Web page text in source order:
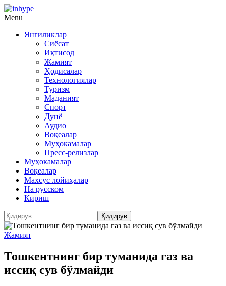
Menu
Янгиликлар
Сиёсат
Иқтисод
Жамият
Ҳодисалар
Технологиялар
Туризм
Маданият
Спорт
Дунё
Аудио
Воқеалар
Муҳокамалар
Пресс-релизлар
Муҳокамалар
Воқеалар
Махсус лойиҳалар
На русском
Кириш
Жамият
Тошкентнинг бир туманида газ ва
иссиқ сув бўлмайди